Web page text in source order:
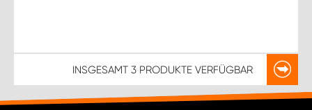
INSGESAMT 3 PRODUKTE VERFÜGBAR